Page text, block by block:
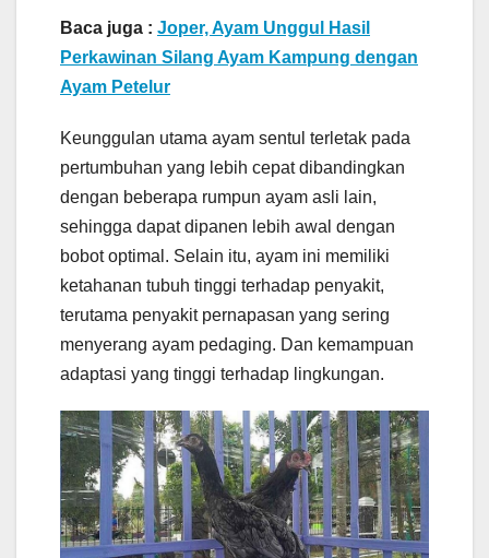
Baca juga : Joper, Ayam Unggul Hasil
Perkawinan Silang Ayam Kampung dengan
Ayam Petelur
Keunggulan utama ayam sentul terletak pada
pertumbuhan yang lebih cepat dibandingkan
dengan beberapa rumpun ayam asli lain,
sehingga dapat dipanen lebih awal dengan
bobot optimal. Selain itu, ayam ini memiliki
ketahanan tubuh tinggi terhadap penyakit,
terutama penyakit pernapasan yang sering
menyerang ayam pedaging. Dan kemampuan
adaptasi yang tinggi terhadap lingkungan.